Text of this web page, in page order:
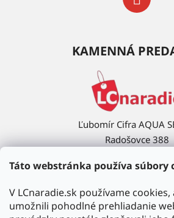
Táto webstránka používa súbory
V LCnaradie.sk používame cookies,
umožnili pohodlné prehliadanie
KAMENNÁ
Ľubomír Cifra AQUA
Radošovce 388